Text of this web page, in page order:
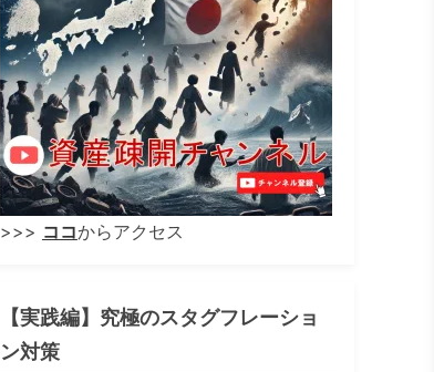
>>> ココからアクセス
【実践編】究極のスタグフレーショ
ン対策